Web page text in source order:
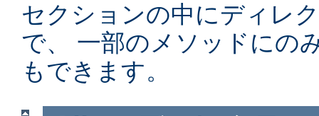
セクションの中にディレ
で、 一部のメソッドにの
もできます。